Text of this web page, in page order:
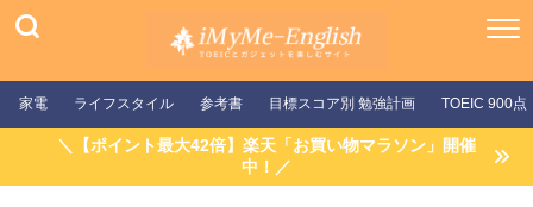
家電 ライフスタイル 参考書 目標スコア別 勉強計画 TOEIC 900点
＼【ポイント最大42倍】楽天「お買い物マラソン」開催
中！／